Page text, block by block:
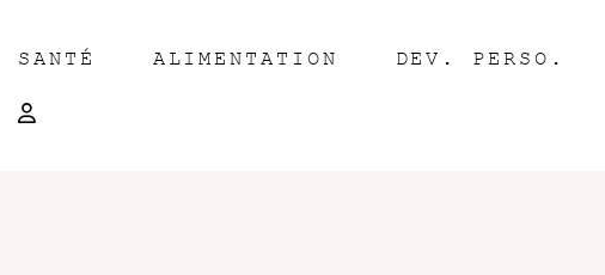
SANTÉ ALIMENTATION DEV. PERSO.